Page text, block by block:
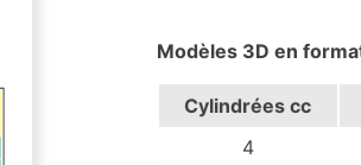
Modèles 3D en
Cylindréescc
4